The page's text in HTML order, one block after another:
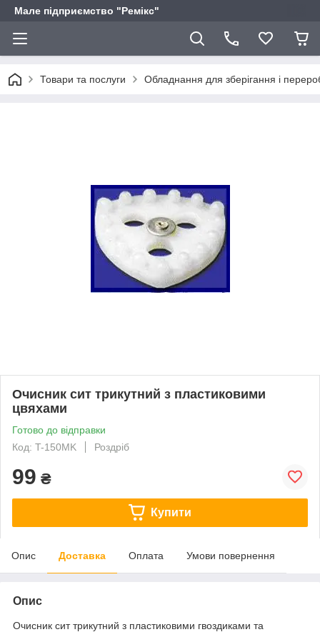
Мале підприємство "Ремікс"
Товари та послуги Обладнання для зберігання і
Очисник сит трикутний з пластиковими
цвяхами
Готово до відправки
Код: T-150MK
Роздріб
99 ₴
Купити
Опис Доставка Оплата Умови повернення
Опис
Очиcник сит трикутний з пластиковими гвоздиками та